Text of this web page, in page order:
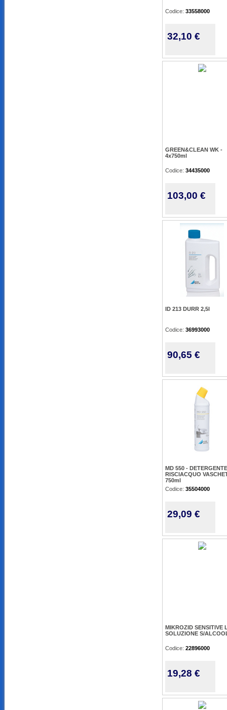
Codice: 33558000
32,10 €
GREEN&CLEAN WK -
4x750ml
Codice: 34435000
103,00 €
ID 213 DURR 2,5l
Codice: 36993000
90,65 €
MD 550 -
RISCIACQUO
750ml
Codice: 35504000
29,09 €
MIKROZID SENSITIVE
SOLUZIONE S/
Codice: 22896000
19,28 €